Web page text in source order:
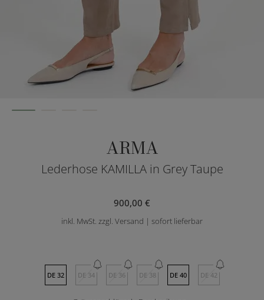
ARMA
Lederhose KAMILLA in Grey Taupe
900,00 €
inkl. MwSt. zzgl. Versand | sofort lieferbar
DE 32 DE 34 DE 36 DE 38 DE 40 DE 42